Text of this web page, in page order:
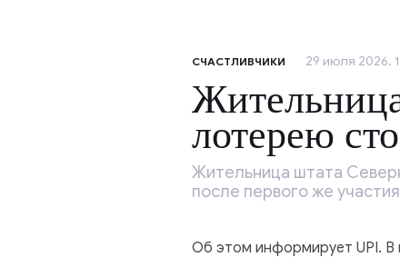
СЧАСТЛИВЧИКИ 29 июля 2026,
лотерею
Жительница штата
после первого же
Об этом информирует UPI. В